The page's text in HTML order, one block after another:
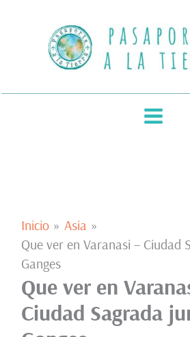
contenido
Inicio
Asia
Que ver en Varanasi – Ciudad
Ganges
Que ver en
Ciudad Sagrada